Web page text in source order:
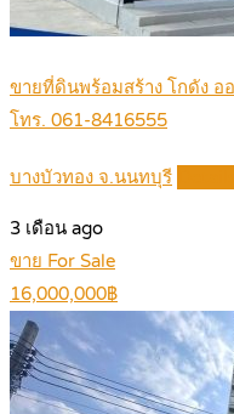
ขายที่ดินพร้อมสร้าง โกดัง อ
โทร. 061-8416555
บางบัวทอง จ.นนทบุรี
3 เดือน ago
ขาย For Sale
16,000,000฿